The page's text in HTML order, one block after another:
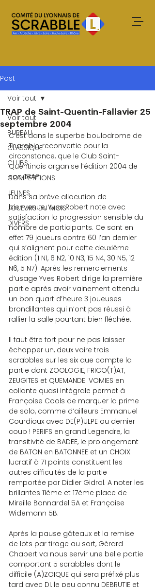
Post
Voir tout
BUREAU
CLASSIQUE
CLUBS
COMPETITIONS
JEUNES
JOUEURS DU MOIS
DIVERS
Voir tout
TRAP de Saint-Quentin-Fallavier 25
septembre 2004
C’est dans le superbe boulodrome de
Tharabie, reconvertie pour la
circonstance, que le Club Saint-
Quentinois organise l’édition 2004 de
son TRAP.
Dans sa brève allocution de
bienvenue, Yves Robert note avec
satisfaction la progression sensible du
nombre de participants. Ce sont en
effet 79 joueurs contre 60 l’an dernier
qui s’alignent pour cette deuxième
édition (1 N1, 6 N2, 10 N3, 15 N4, 30 N5, 12
N6, 5 N7). Après les remerciements
d’usage Yves Robert dirige la première
partie après avoir vainement attendu
un bon quart d’heure 3 joueuses
brondillantes qui n’ont pas réussi à
rallier la salle pourtant bien fléchée.
Il faut être fort pour ne pas laisser
échapper un, deux voire trois
scrabbles sur les six que compte la
partie dont ZOOLOGIE, FRICO(T)AT,
ZEUGITES et QUEMANDE. VOMIES en
collante quasi intégrale permet à
Françoise Cools de marquer la prime
de solo, comme d’ailleurs Emmanuel
Courdioux avec DE(P)ULPE au dernier
coup ! PERIFS en grand Legendre, la
transitivité de BADEE, le prolongement
de BATON en BATONNEE et un CHOIX
lucratif à 71 points constituent les
autres difficultés de la partie
remportée par Didier Gidrol. A noter les
brillantes 11ème et 17ème place de
Mireille Bonnardel 5A et Françoise
Widemann 5B.
Après la pause gâteaux et la remise
de lots par tirage au sort, Gérard
Chabert va nous servir une belle partie
comportant 5 scrabbles dont le
difficile (A)ZOIQUE qui sera préfixé plus
tard avec DI, le peu connu DEBRUTIE et